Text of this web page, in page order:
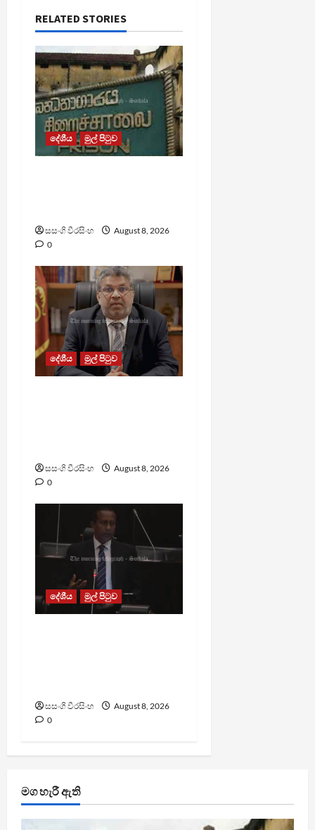
RELATED STORIES
දේශීය මුල් පිටුව
සසංගි වීරසිංහ
August 8, 2026
0
දේශීය මුල් පිටුව
සසංගි වීරසිංහ
August 8, 2026
0
දේශීය මුල් පිටුව
සසංගි වීරසිංහ
August 8, 2026
0
මග හැරී ඇති